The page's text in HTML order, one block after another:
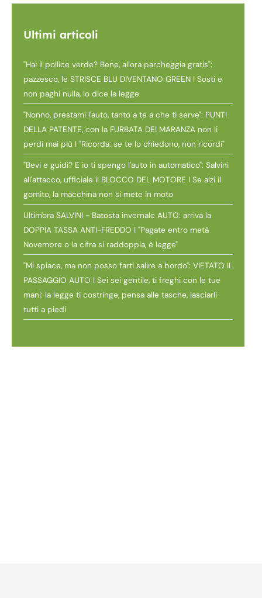
Ultimi articoli
"Hai il pollice verde? Bene, allora parcheggia gratis":
pazzesco, le STRISCE BLU DIVENTANO GREEN I Sosti e
non paghi nulla, lo dice la legge
"Nonno, prestami l'auto, tanto a te a che ti serve": PUNTI
DELLA PATENTE, con la FURBATA DEI MARANZA non li
perdi mai più I "Ricorda: se te lo chiedono, non ricordi"
"Bevi e guidi? E io ti spengo l'auto in automatico": Salvini
all'attacco, ufficiale il BLOCCO DEL MOTORE I Se alzi il
gomito, la macchina non si mete in moto
Ultim'ora SALVINI - Batosta invernale AUTO: arriva la
DOPPIA TASSA ANTI-FREDDO I "Pagate entro metà
Novembre o la cifra si raddoppia, è legge"
"Mi spiace, ma non posso farti salire a bordo": VIETATO IL
PASSAGGIO AUTO I Sei sei gentile, ti freghi con le tue
mani: la legge ti costringe, pensa alle tasche, lasciarli
tutti a piedi